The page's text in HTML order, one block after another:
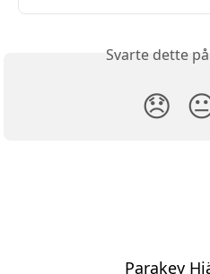
Svarte dette
😞
Parakey